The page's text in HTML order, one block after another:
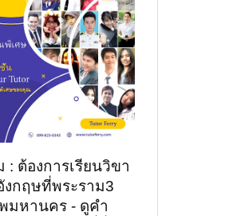
: ต้องการเรียนวิขา
กฤษที่พระราม3
มหานคร - ดูคำ